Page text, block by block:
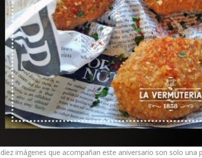
diez imágenes que acompañan este aniversario son solo